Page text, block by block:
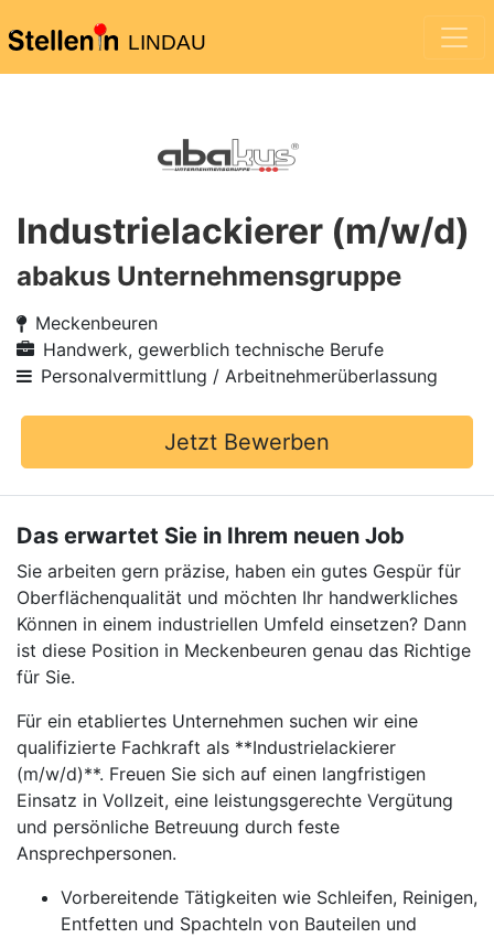
LINDAU
Industrielackierer (m/w/d)
abakus Unternehmensgruppe
Meckenbeuren
Handwerk, gewerblich technische Berufe
Personalvermittlung / Arbeitnehmerüberlassung
Jetzt Bewerben
Das erwartet Sie in Ihrem neuen Job
Sie arbeiten gern präzise, haben ein gutes Gespür für
Oberflächenqualität und möchten Ihr handwerkliches
Können in einem industriellen Umfeld einsetzen? Dann
ist diese Position in Meckenbeuren genau das Richtige
für Sie.
Für ein etabliertes Unternehmen suchen wir eine
qualifizierte Fachkraft als **Industrielackierer
(m/w/d)**. Freuen Sie sich auf einen langfristigen
Einsatz in Vollzeit, eine leistungsgerechte Vergütung
und persönliche Betreuung durch feste
Ansprechpersonen.
Vorbereitende Tätigkeiten wie Schleifen, Reinigen,
Entfetten und Spachteln von Bauteilen und